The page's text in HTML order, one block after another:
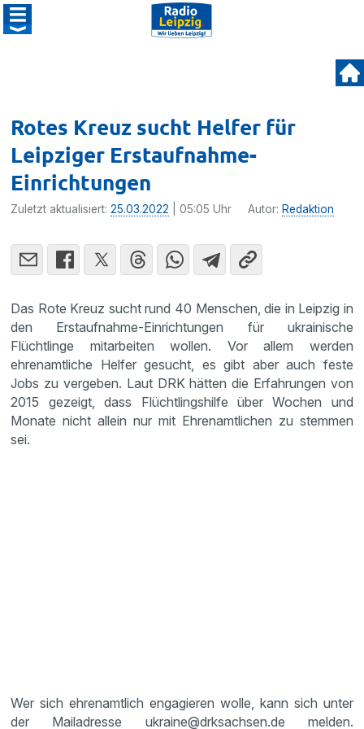
Rotes Kreuz sucht Helfer für
Leipziger Erstaufnahme-
Einrichtungen
Zuletzt aktualisiert:25.03.2022 | 05:05 Uhr Autor: Redaktion
Das Rote Kreuz sucht rund 40 Menschen, die in Leipzig in
den Erstaufnahme-Einrichtungen für ukrainische
Flüchtlinge mitarbeiten wollen. Vor allem werden
ehrenamtliche Helfer gesucht, es gibt aber auch feste
Jobs zu vergeben. Laut DRK hätten die Erfahrungen von
2015 gezeigt, dass Flüchtlingshilfe über Wochen und
Monate nicht allein nur mit Ehrenamtlichen zu stemmen
sei.
Wer sich ehrenamtlich engagieren wolle, kann sich unter
der Mailadresse ukraine@drksachsen.de melden.